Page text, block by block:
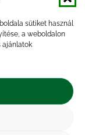
sütiket használ
a weboldalon
ajánlatok